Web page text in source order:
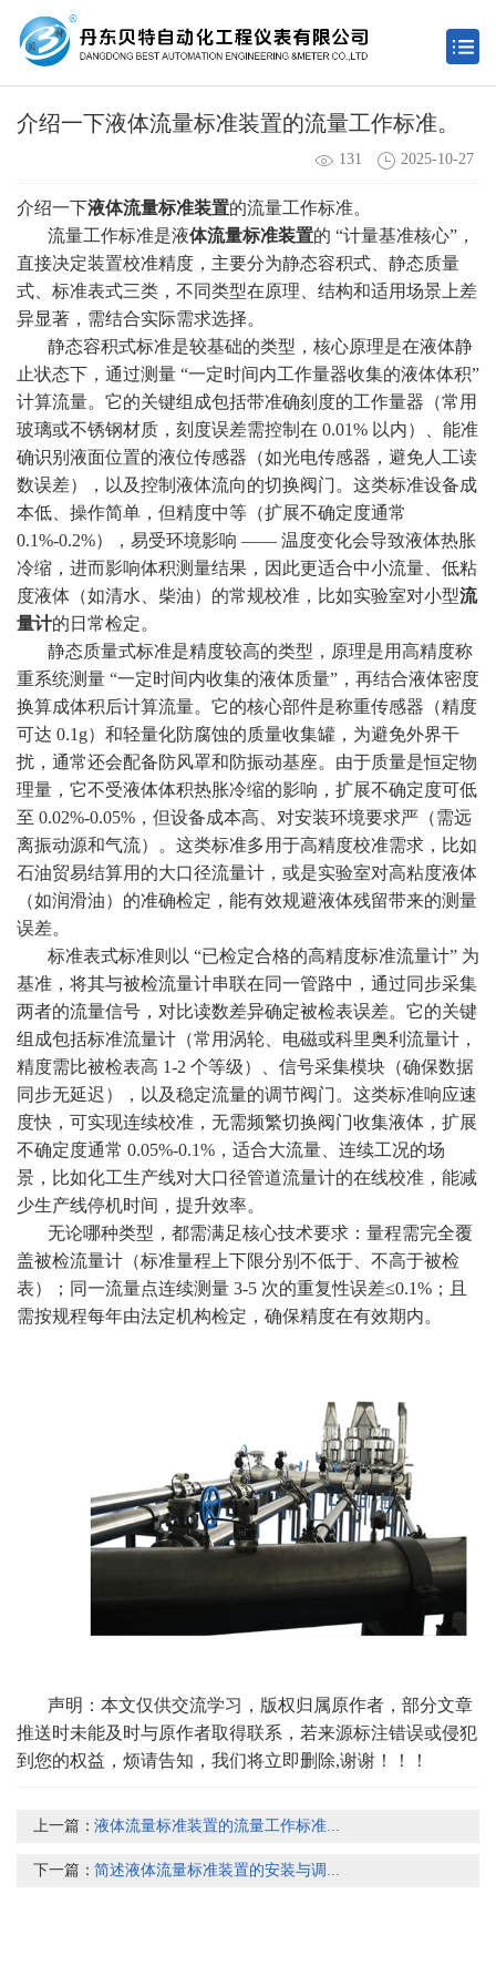
介绍一下液体流量标准装置的流量工作标准。
131 2025-10-27
介绍一下液体流量标准装置的流量工作标准。
流量工作标准是液体流量标准装置的 “计量基准核心”，
直接决定装置校准精度，主要分为静态容积式、静态质量
式、标准表式三类，不同类型在原理、结构和适用场景上差
异显著，需结合实际需求选择。
静态容积式标准是较基础的类型，核心原理是在液体静
止状态下，通过测量 “一定时间内工作量器收集的液体体积”
计算流量。它的关键组成包括带准确刻度的工作量器（常用
玻璃或不锈钢材质，刻度误差需控制在 0.01% 以内）、能准
确识别液面位置的液位传感器（如光电传感器，避免人工读
数误差），以及控制液体流向的切换阀门。这类标准设备成
本低、操作简单，但精度中等（扩展不确定度通常
0.1%-0.2%），易受环境影响 —— 温度变化会导致液体热胀
冷缩，进而影响体积测量结果，因此更适合中小流量、低粘
度液体（如清水、柴油）的常规校准，比如实验室对小型流
量计的日常检定。
静态质量式标准是精度较高的类型，原理是用高精度称
重系统测量 “一定时间内收集的液体质量”，再结合液体密度
换算成体积后计算流量。它的核心部件是称重传感器（精度
可达 0.1g）和轻量化防腐蚀的质量收集罐，为避免外界干
扰，通常还会配备防风罩和防振动基座。由于质量是恒定物
理量，它不受液体体积热胀冷缩的影响，扩展不确定度可低
至 0.02%-0.05%，但设备成本高、对安装环境要求严（需远
离振动源和气流）。这类标准多用于高精度校准需求，比如
石油贸易结算用的大口径流量计，或是实验室对高粘度液体
（如润滑油）的准确检定，能有效规避液体残留带来的测量
误差。
标准表式标准则以 “已检定合格的高精度标准流量计” 为
基准，将其与被检流量计串联在同一管路中，通过同步采集
两者的流量信号，对比读数差异确定被检表误差。它的关键
组成包括标准流量计（常用涡轮、电磁或科里奥利流量计，
精度需比被检表高 1-2 个等级）、信号采集模块（确保数据
同步无延迟），以及稳定流量的调节阀门。这类标准响应速
度快，可实现连续校准，无需频繁切换阀门收集液体，扩展
不确定度通常 0.05%-0.1%，适合大流量、连续工况的场
景，比如化工生产线对大口径管道流量计的在线校准，能减
少生产线停机时间，提升效率。
无论哪种类型，都需满足核心技术要求：量程需完全覆
盖被检流量计（标准量程上下限分别不低于、不高于被检
表）；同一流量点连续测量 3-5 次的重复性误差≤0.1%；且
需按规程每年由法定机构检定，确保精度在有效期内。
声明：本文仅供交流学习，版权归属原作者，部分文章
推送时未能及时与原作者取得联系，若来源标注错误或侵犯
到您的权益，烦请告知，我们将立即删除,谢谢！！！
上一篇：液体流量标准装置的流量工作标准...
下一篇：简述液体流量标准装置的安装与调...